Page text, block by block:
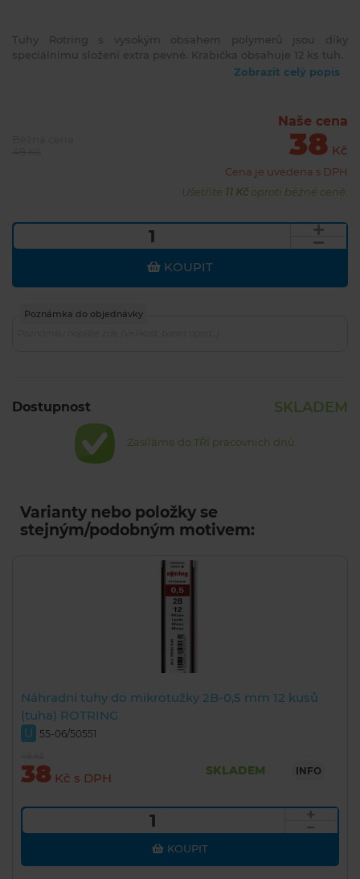
Tuhy Rotring s vysokým obsahem polymerů jsou díky
speciálnímu složení extra pevné. Krabička obsahuje 12 ks tuh.
Zobrazit celý popis
Naše cena
38 Kč
Cena je uvedena s DPH
Ušetříte 11 Kčoproti běžné ceně.
KOUPIT
Poznámka do objednávky
Dostupnost SKLADEM
Zasíláme do TŘÍ pracovních dnů.
Varianty nebo položky se
stejným/podobným motivem:
Náhradní tuhy do mikrotužky 2B-0,5 mm 12 kusů
(tuha) ROTRING
U 55-06/50551
38 Kč s DPH
SKLADEM INFO
KOUPIT